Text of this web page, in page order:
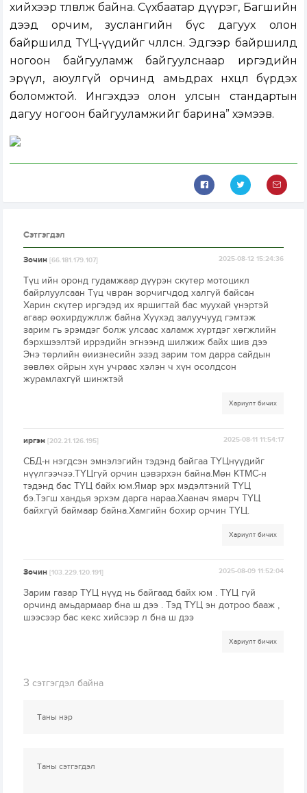
хийхээр төлөвлөж байна. Сүхбаатар дүүрэг, Багшийн
дээд орчим, зуслангийн бүс дагуух олон
байршилд ТҮЦ-үүдийг чөлөөлсөн. Эдгээр байршилд
ногоон байгууламж байгуулснаар иргэдийн
эрүүл, аюулгүй орчинд амьдрах нөхцөл бүрдэх
боломжтой. Ингэхдээ олон улсын стандартын
дагуу ногоон байгууламжийг барина” хэмээв.
Сэтгэгдэл
Зочин[66.181.179.107] 2025-08-12 15:24:36
Түц ийн оронд гудамжаар дүүрэн скүтер мотоцикл
байрлуулсаан Түц чвран зорчигчдод халгүй байсан
Харин скүтер иргэдэд их яршигтай бас муухай үнэртэй
агаар өохирдужллж байна Хүүхэд залуучууд гэмтэж
зарим гь эрэмдэг болж улсаас халамж хүртдэг хөгжлийн
бэрхшээлтэй иррэдийн эгнээнд шилжиж байх шив дээ
Энэ төрлийн өиизнесийн эзэд зарим том дарра сайдын
зөвлөх ойрын хүн учраас хэлэн ч хүн осолдсон
журамлахгүй шинжтэй
Хариулт бичих
иргэн[202.21.126.195] 2025-08-11 11:54:17
СБД-н нэгдсэн эмнэлэгийн тэдэнд байгаа ТҮЦнүүдийг
нүүлгээчээ.ТҮЦгүй орчин цэвэрхэн байна.Мөн КТМС-н
тэдэнд бас ТҮЦ байх юм.Ямар эрх мэдэлтэний ТҮЦ
бэ.Тэгш хандья эрхэм дарга нараа.Хаанач ямарч ТҮЦ
байхгүй баймаар байна.Хамгийн бохир орчин ТҮЦ.
Хариулт бичих
Зочин[103.229.120.191] 2025-08-09 11:52:04
Зарим газар ТҮЦ нүүд нь байгаад байх юм . ТҮЦ гүй
орчинд амьдармаар бна ш дээ . Тэд ТҮЦ эн дотроо бааж ,
шээсээр бас кекс хийсээр л бна ш дээ
Хариулт бичих
3 сэтгэгдэл байна